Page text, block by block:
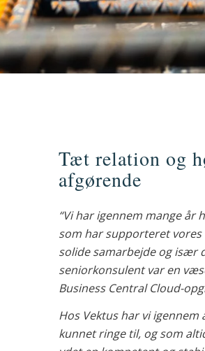
Tæt relation og
afgørende
“Vi har igennem mange år
som har supporteret
solide samarbejde og især
seniorkonsulent var en
Business Central Cloud-
Hos Vektus har vi
kunnet ringe til, og som